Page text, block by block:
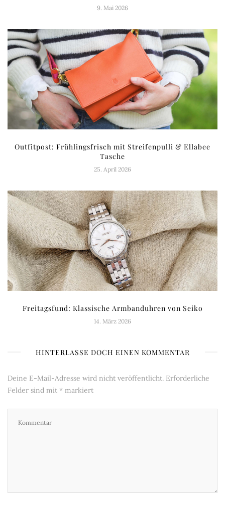
9. Mai 2026
Outfitpost: Frühlingsfrisch mit Streifenpulli & Ellabee
Tasche
25. April 2026
Freitagsfund: Klassische Armbanduhren von Seiko
14. März 2026
HINTERLASSE DOCH EINEN KOMMENTAR
Deine E-Mail-Adresse wird nicht veröffentlicht. Erforderliche
Felder sind mit * markiert